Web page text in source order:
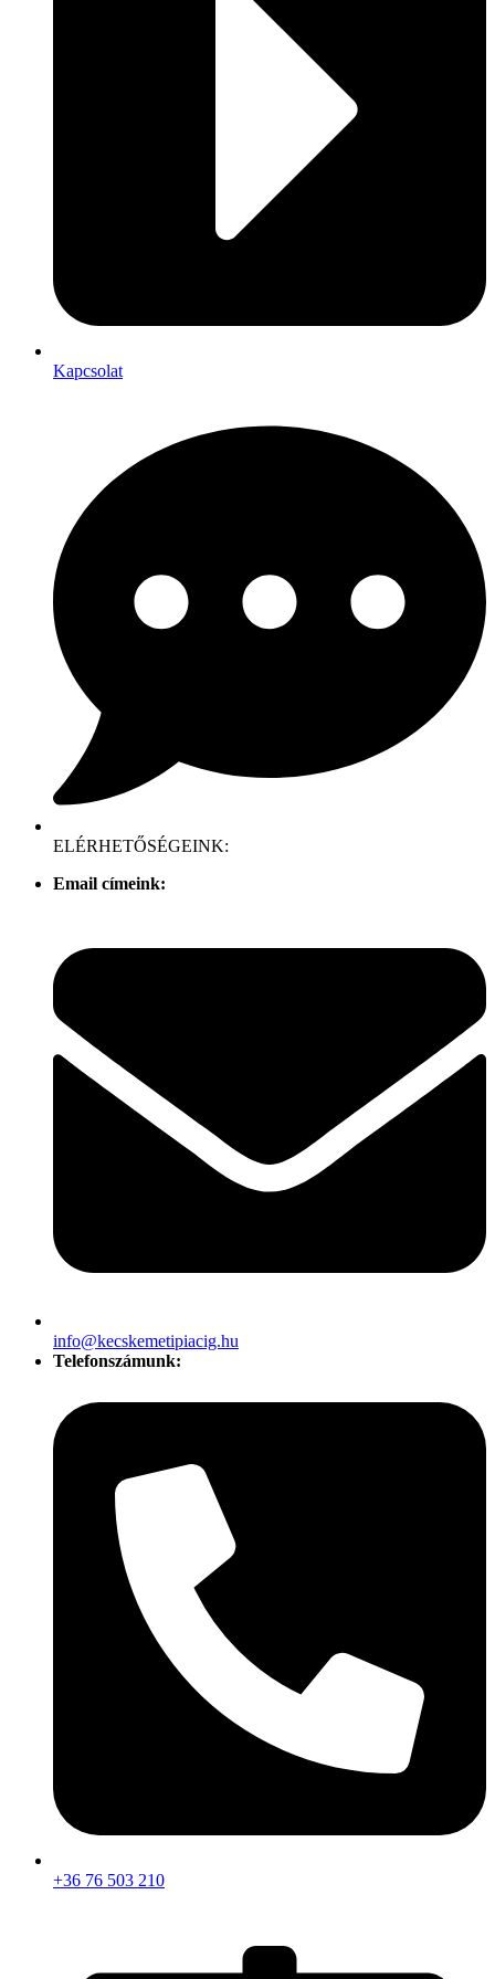
Kapcsolat
ELÉRHETŐSÉGEINK:
Email címeink:
info@kecskemetipiacig.hu
Telefonszámunk:
+36 76 503 210